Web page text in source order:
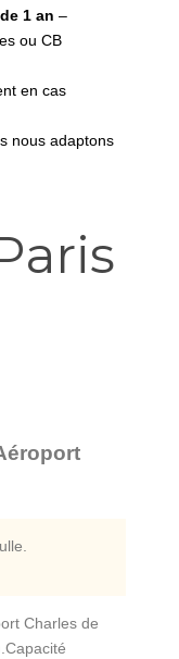
1 an –
ou CB
en cas
nous adaptons
Charles de